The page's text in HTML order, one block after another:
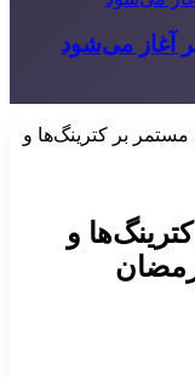
آغاز می‌شود
بر کترینگ‌ها و
و